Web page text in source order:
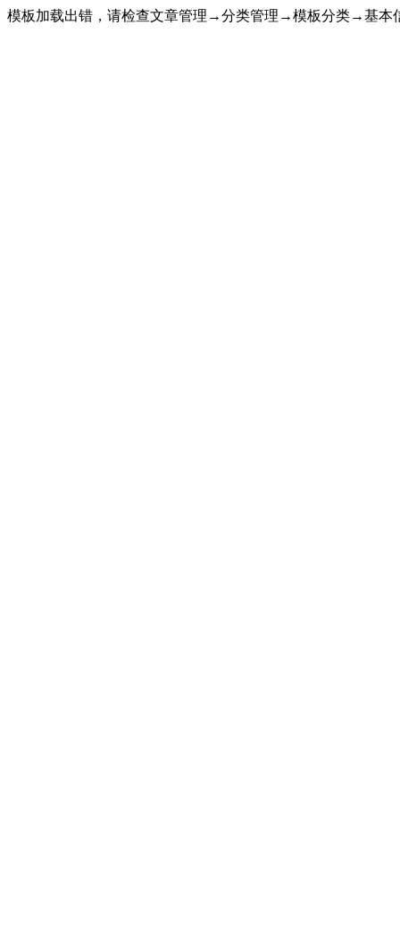
模板加载出错，请检查文章管理→分类管理→模板分类→基本